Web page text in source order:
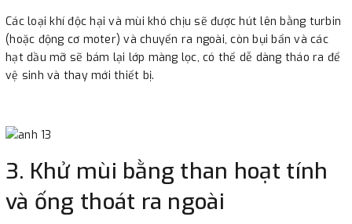
Các loại khí độc hại và mùi khó chịu sẽ được hút lên bằng turbin
(hoặc động cơ moter) và chuyển ra ngoài, còn bụi bẩn và các
hạt dầu mỡ sẽ bám lại lớp màng lọc, có thể dễ dàng tháo ra để
vệ sinh và thay mới thiết bị.
3. Khử mùi bằng than hoạt tính
và ống thoát ra ngoài